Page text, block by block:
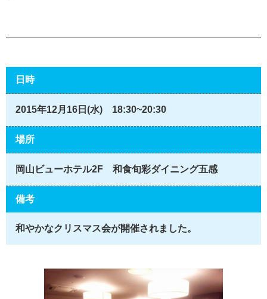
日時
2015年12月16日(水) 18:30~20:30
場所
岡山ビューホテル2F 和食旬彩ダイニング五感
備考
和やかなクリスマス会が開催されました。